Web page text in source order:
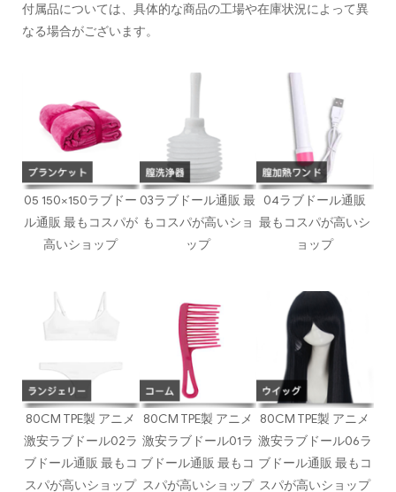
付属品については、具体的な商品の工場や在庫状況によって異
なる場合がございます。
05 150×150ラブドー
ル通販 最もコスパが
高いショップ
03ラブドール通販 最
もコスパが高いショ
ップ
04ラブドール通販
最もコスパが高いシ
ョップ
80CM TPE製 アニメ
激安ラブドール02ラ
ブドール通販 最もコ
スパが高いショップ
80CM TPE製 アニメ
激安ラブドール01ラ
ブドール通販 最もコ
スパが高いショップ
80CM TPE製 アニメ
激安ラブドール06ラ
ブドール通販 最もコ
スパが高いショップ